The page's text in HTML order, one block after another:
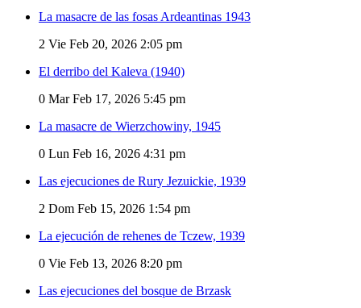
La masacre de las fosas Ardeantinas 1943
2 Vie Feb 20, 2026 2:05 pm
El derribo del Kaleva (1940)
0 Mar Feb 17, 2026 5:45 pm
La masacre de Wierzchowiny, 1945
0 Lun Feb 16, 2026 4:31 pm
Las ejecuciones de Rury Jezuickie, 1939
2 Dom Feb 15, 2026 1:54 pm
La ejecución de rehenes de Tczew, 1939
0 Vie Feb 13, 2026 8:20 pm
Las ejecuciones del bosque de Brzask